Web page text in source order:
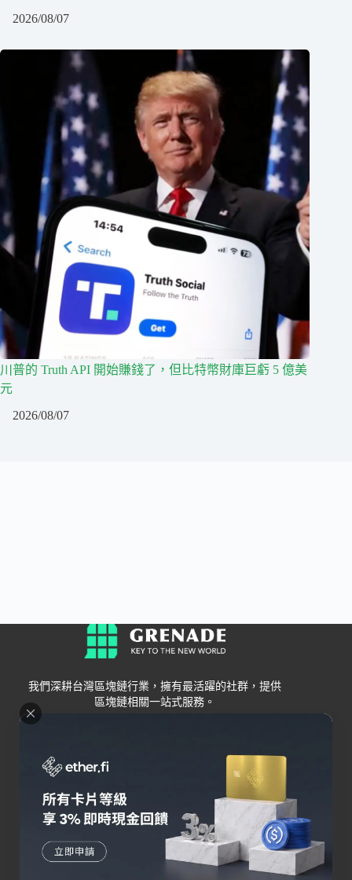
2026/08/07
川普的 Truth API 開始賺錢了，但比特幣財庫巨虧 5 億美
元
2026/08/07
我們深耕台灣區塊鏈行業，擁有最活躍的社群，提供
區塊鏈相關一站式服務。
Grenade
關於我們
聯絡我們
錢包
交易所
Bybit
OKX
HOYA BIT
其他